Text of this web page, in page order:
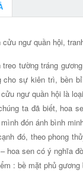
cửu ngư quần hội,
treo tường tráng
cho sự kiên trì, bền
ngư quần hội là
ta đã biết, hoa
đón ánh bình
đó, theo phong
hoa sen có ý nghĩa
: bề mặt phủ